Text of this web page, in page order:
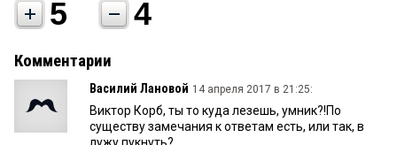
5 4
Комментарии
Василий Лановой 14 апреля 2017 в 21:25:
Виктор Корб, ты то куда лезешь, умник?!По
существу замечания к ответам есть, или так, в
лужу пукнуть?